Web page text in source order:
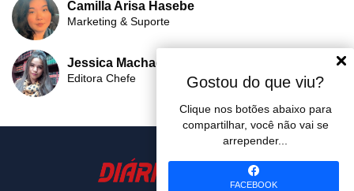
Camilla Arisa Hasebe
Marketing & Suporte
Jessica Machado
Editora Chefe Gostou do que viu?
Clique nos botões abaixo para
compartilhar, você não vai se
arrepender...
FACEBOOK